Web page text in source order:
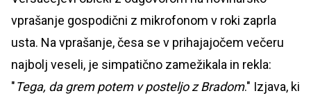
vprašanje gospodični z mikrofonom v roki zaprla
usta. Na vprašanje, česa se v prihajajočem večeru
najbolj veseli, je simpatično zamežikala in rekla:
"Tega, da grem potem v posteljo z Bradom." Izjava, ki